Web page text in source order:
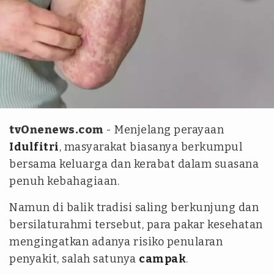
Gemini AI
tvOnenews.com - Menjelang perayaan
Idulfitri, masyarakat biasanya berkumpul
bersama keluarga dan kerabat dalam suasana
penuh kebahagiaan.
Namun di balik tradisi saling berkunjung dan
bersilaturahmi tersebut, para pakar kesehatan
mengingatkan adanya risiko penularan
penyakit, salah satunya campak.